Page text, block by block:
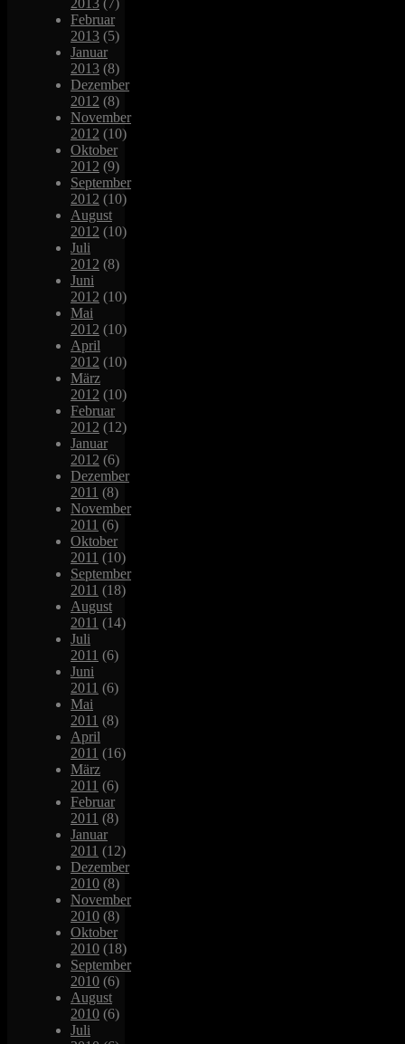
Februar
2013 (5)
Januar
2013 (8)
Dezember
2012 (8)
November
2012 (10)
Oktober
2012 (9)
September
2012 (10)
August
2012 (10)
Juli
2012 (8)
Juni
2012 (10)
Mai
2012 (10)
April
2012 (10)
März
2012 (10)
Februar
2012 (12)
Januar
2012 (6)
Dezember
2011 (8)
November
2011 (6)
Oktober
2011 (10)
September
2011 (18)
August
2011 (14)
Juli
2011 (6)
Juni
2011 (6)
Mai
2011 (8)
April
2011 (16)
März
2011 (6)
Februar
2011 (8)
Januar
2011 (12)
Dezember
2010 (8)
November
2010 (8)
Oktober
2010 (18)
September
2010 (6)
August
2010 (6)
Juli